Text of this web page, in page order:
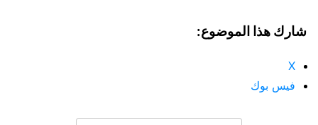
شارك هذا الموضوع:
X
فيس بوك